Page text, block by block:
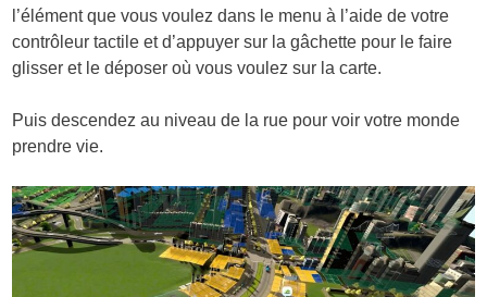
l’élément que vous voulez dans le menu à l’aide de votre
contrôleur tactile et d’appuyer sur la gâchette pour le faire
glisser et le déposer où vous voulez sur la carte.
Puis descendez au niveau de la rue pour voir votre monde
prendre vie.